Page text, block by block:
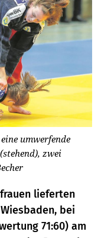
umwerfende
zwei
lieferten
bei
71:60) am